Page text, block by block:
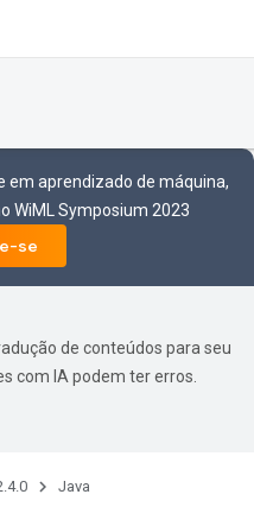
em aprendizado de máquina,
WiML Symposium 2023
se
de conteúdos para seu
com IA podem ter erros.
Java